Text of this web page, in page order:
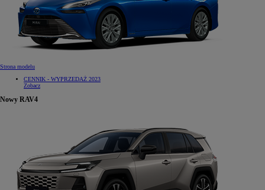
Strona modelu
CENNIK - WYPRZEDAŻ 2023
Zobacz
Nowy RAV4